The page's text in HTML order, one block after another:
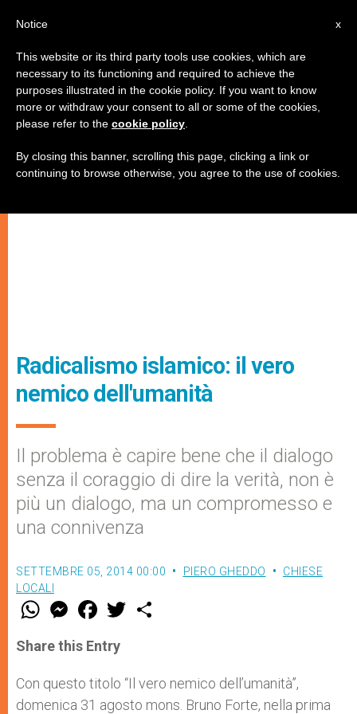
Radicalismo islamico: il vero
nemico dell'umanità
Il problema è capire bene che il dialogo
senza il coraggio di dire la verità, non è
più un dialogo, ma un compromesso e
una connivenza
SETTEMBRE 05, 2014 00:00 PIERO GHEDDO
CHIESE
LOCALI
W
t
s
p
p
M
e
s
e
g
e
r
F
a
e
b
o
k
w
r
Share this Entry
Con questo titolo “Il vero nemico dell’umanità”,
domenica 31 agosto mons. Bruno Forte, nella prima
x
Notice
This website or its third party tools use cookies, which are
necessary to its functioning and required to achieve the
purposes illustrated in the cookie policy. If you want to know
more or withdraw your consent to all or some of the cookies,
please refer to the cookie policy
By closing this banner, scrolling this page, clicking a link or
continuing to browse otherwise, you agree to the use of cookies.